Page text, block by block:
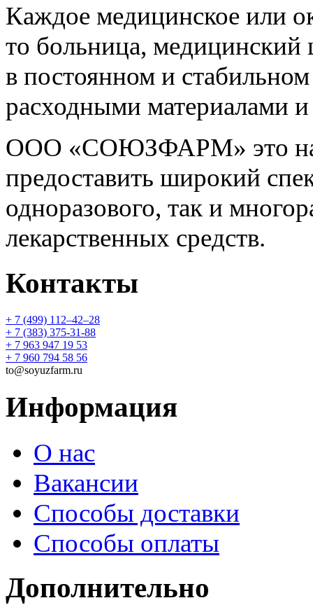
Каждое медицинское или
то больница,
в постоянном и
расходными материалами
ООО «СОЮЗФАРМ» это
предоставить широкий
одноразового, так и
лекарственных средств.
Контакты
+ 7 (499) 112‒42‒28
+ 7 (383) 375-31-88
+ 7 963 947 19 53
+ 7 960 794 58 56
to@soyuzfarm.ru
Информация
О нас
Вакансии
Способы доставки
Способы оплаты
Дополнительно